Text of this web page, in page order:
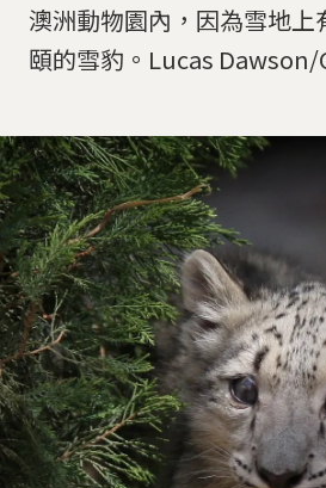
澳洲動物園內，因為雪地上
頤的雪豹。Lucas